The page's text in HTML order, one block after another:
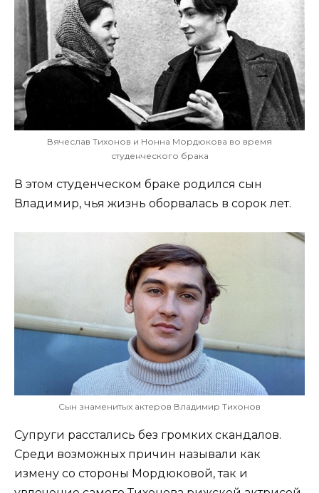
Вячеслав Тихонов и Нонна Мордюкова во время
студенческого брака
В этом студенческом браке родился сын
Владимир, чья жизнь оборвалась в сорок лет.
Сын знаменитых актеров Владимир Тихонов
Супруги расстались без громких скандалов.
Среди возможных причин называли как
измену со стороны Мордюковой, так и